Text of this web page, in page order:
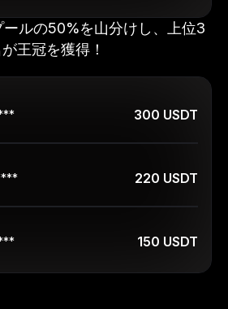
ールの50%を山分けし、上位3
王冠を獲得！
300 USDT
220 USDT
150 USDT